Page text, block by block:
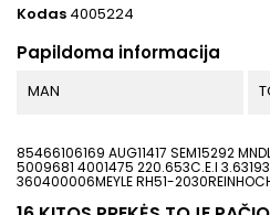
Kodas 4005224
Papildoma informacija
MAN
85466106169 AUG11417 SEM15292
5009681 4001475 220.653C.E.I
360400006MEYLE RH51-